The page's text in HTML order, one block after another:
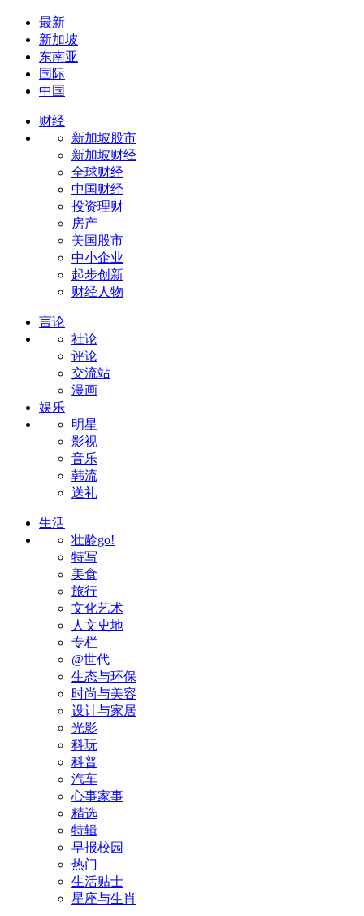
最新
新加坡
东南亚
国际
中国
财经
新加坡股市
新加坡财经
全球财经
中国财经
投资理财
房产
美国股市
中小企业
起步创新
财经人物
言论
社论
评论
交流站
漫画
娱乐
明星
影视
音乐
韩流
送礼
生活
壮龄go!
特写
美食
旅行
文化艺术
人文史地
专栏
@世代
生态与环保
时尚与美容
设计与家居
光影
科玩
科普
汽车
心事家事
精选
特辑
早报校园
热门
生活贴士
星座与生肖